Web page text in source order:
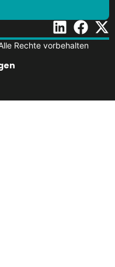
Rechte vorbehalten